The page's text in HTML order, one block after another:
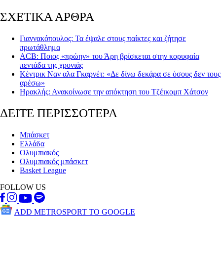
ΣΧΕΤΙΚΑ ΑΡΘΡΑ
Γιαννακόπουλος: Τα έψαλε στους παίκτες και ζήτησε
πρωτάθλημα
ACB: Ποιος «πρώην» του Άρη βρίσκεται στην κορυφαία
πεντάδα της χρονιάς
Κέντρικ Ναν αλα Γκαρνέτ: «Δε δίνω δεκάρα σε όσους δεν τους
αρέσω»
Ηρακλής: Ανακοίνωσε την απόκτηση του Τζέικομπ Χάτσον
ΔΕΙΤΕ ΠΕΡΙΣΣΟΤΕΡΑ
Μπάσκετ
Ελλάδα
Ολυμπιακός
Ολυμπιακός μπάσκετ
Basket League
FOLLOW US
ADD METROSPORT TO GOOGLE